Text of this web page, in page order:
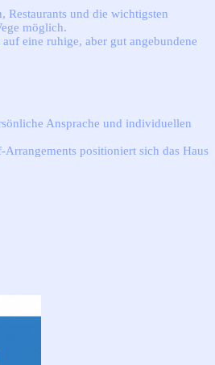
Restaurants und die wichtigsten
möglich.
eine ruhige, aber gut angebundene
Ansprache und individuellen
positioniert sich das Haus